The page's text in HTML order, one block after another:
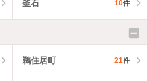
釜石 10件
鵜住居町 21件